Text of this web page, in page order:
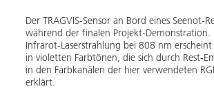
Der TRAGVIS-Sensor an Bord eines Seenot-
während der finalen Projekt-Demonstration.
Infrarot-Laserstrahlung bei 808 nm
in violetten Farbtönen, die sich durch Rest-
in den Farbkanälen der hier verwendeten
erklärt.